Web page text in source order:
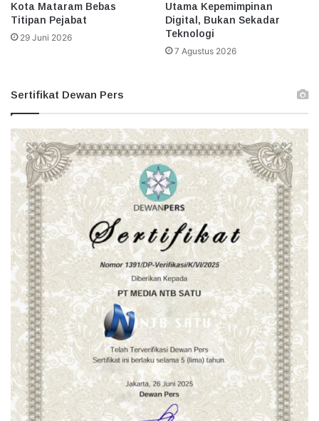
Kota Mataram Bebas
Titipan Pejabat
29 Juni 2026
Utama Kepemimpinan
Digital, Bukan Sekadar
Teknologi
7 Agustus 2026
Sertifikat Dewan Pers